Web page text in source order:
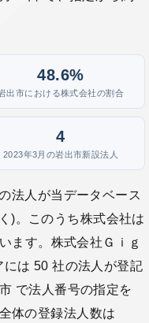
48.6%
出市における株式会社の割合
4
2023年3月の岩出市新設法人
法人が当データベース
)。このうち株式会社は
ます。株式会社Ｇｉｇ
には 50 社の法人が登記
で法人番号の指定を
体の登録法人数は